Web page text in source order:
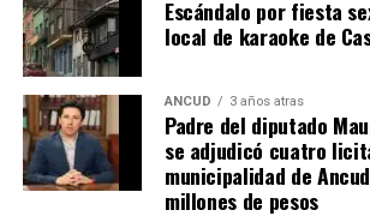
parte de Camila Gómez, hasta nuestro
que, a diferencia del conocido dicho, en
los caminos conducen a… La Moneda y,
espera ese gesto por parte de la madre
Tomás, los pasos siguen quemando los
en pos de que cada kilómetro recorrido,
que una llegada a Santiago, un arribo a
Escándalo por fiesta
local de karaoke de
ANCUD 3 años atras
Padre del diputado
se adjudicó cuatro
municipalidad de
millones de pesos